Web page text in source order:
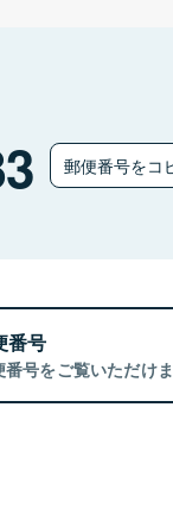
郵便番号をコ
番号
号をご覧いただけま